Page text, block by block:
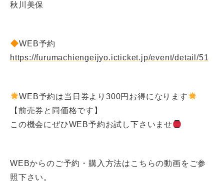
秋川美保
WEB予約
https://furumachiengeijyo.icticket.jp/event/detail/51
WEB予約は当日券より300円お得になります
【前売券と同価格です】
この機会にぜひWEB予約お試し下さいませ
WEBからのご予約・購入方法はこちらの動画をご参
照下さい。